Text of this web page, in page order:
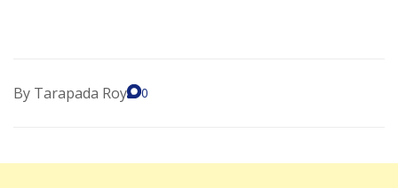
By Tarapada Roy 0